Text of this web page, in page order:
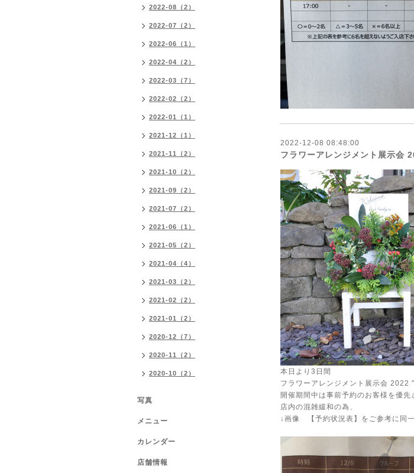
2022-12-08 08:48:00
フラワーアレンジメント展示
本日より3日間
フラワーアレンジメント展示会 2022
開催期間中は事前予約のお客様を優先
店内の混雑緩和の為、
↓画像 【予約状況表】をご参考に同
2022-08（2）
2022-07（2）
2022-06（1）
2022-04（2）
2022-03（7）
2022-02（2）
2022-01（1）
2021-12（1）
2021-11（2）
2021-10（2）
2021-09（2）
2021-07（2）
2021-06（1）
2021-05（2）
2021-04（4）
2021-03（2）
2021-02（2）
2021-01（2）
2020-12（7）
2020-11（2）
2020-10（2）
写真
メニュー
カレンダー
店舗情報